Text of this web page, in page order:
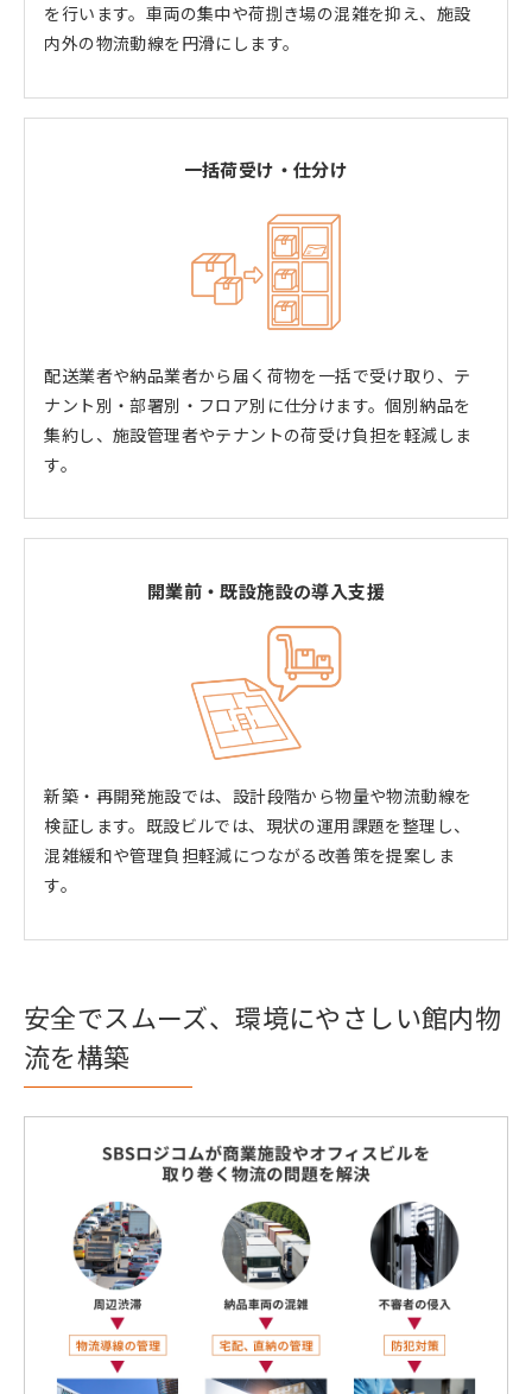
を行います。車両の集中や荷捌き場の混雑を抑え、施設
内外の物流動線を円滑にします。
一括荷受け・仕分け
配送業者や納品業者から届く荷物を一括で受け取り、テ
ナント別・部署別・フロア別に仕分けます。個別納品を
集約し、施設管理者やテナントの荷受け負担を軽減しま
す。
開業前・既設施設の導入支援
新築・再開発施設では、設計段階から物量や物流動線を
検証します。既設ビルでは、現状の運用課題を整理し、
混雑緩和や管理負担軽減につながる改善策を提案しま
す。
安全でスムーズ、環境にやさしい館内物
流を構築